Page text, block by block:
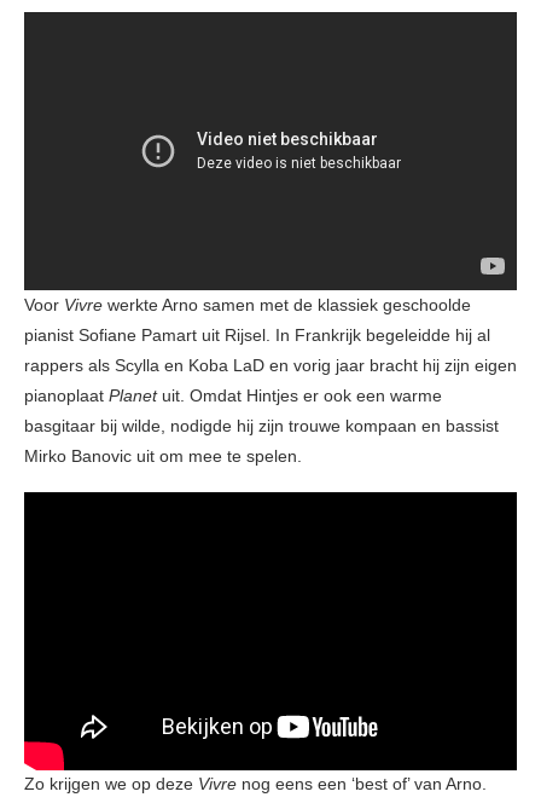
Voor Vivre werkte Arno samen met de klassiek geschoolde
pianist Sofiane Pamart uit Rijsel. In Frankrijk begeleidde hij al
rappers als Scylla en Koba LaD en vorig jaar bracht hij zijn eigen
pianoplaat Planetuit. Omdat Hintjes er ook een warme
basgitaar bij wilde, nodigde hij zijn trouwe kompaan en bassist
Mirko Banovic uit om mee te spelen.
Zo krijgen we op deze Vivre nog eens een ‘best of’ van Arno.